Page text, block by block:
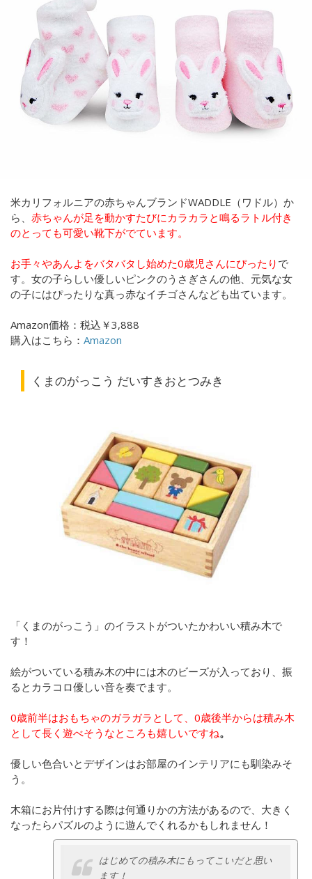
米カリフォルニアの赤ちゃんブランドWADDLE（ワドル）か
ら、 赤ちゃんが足を動かすたびにカラカラと鳴るラトル付き
のとっても可愛い靴下がでています。
お手々やあんよをバタバタし始めた0歳児さんにぴったり で
す。女の子らしい優しいピンクのうさぎさんの他、元気な女
の子にはぴったりな真っ赤なイチゴさんなども出ています。
Amazon価格：税込￥3,888
購入はこちら： Amazon
くまのがっこう だいすきおとつみき
「くまのがっこう」のイラストがついたかわいい積み木で
す！
絵がついている積み木の中には木のビーズが入っており、振
るとカラコロ優しい音を奏でます。
0歳前半はおもちゃのガラガラとして、0歳後半からは積み木
として長く遊べそうなところも嬉しいですね。
優しい色合いとデザインはお部屋のインテリアにも馴染みそ
う。
木箱にお片付けする際は何通りかの方法があるので、大きく
なったらパズルのように遊んでくれるかもしれません！
はじめての積み木にもってこいだと思い
ます！